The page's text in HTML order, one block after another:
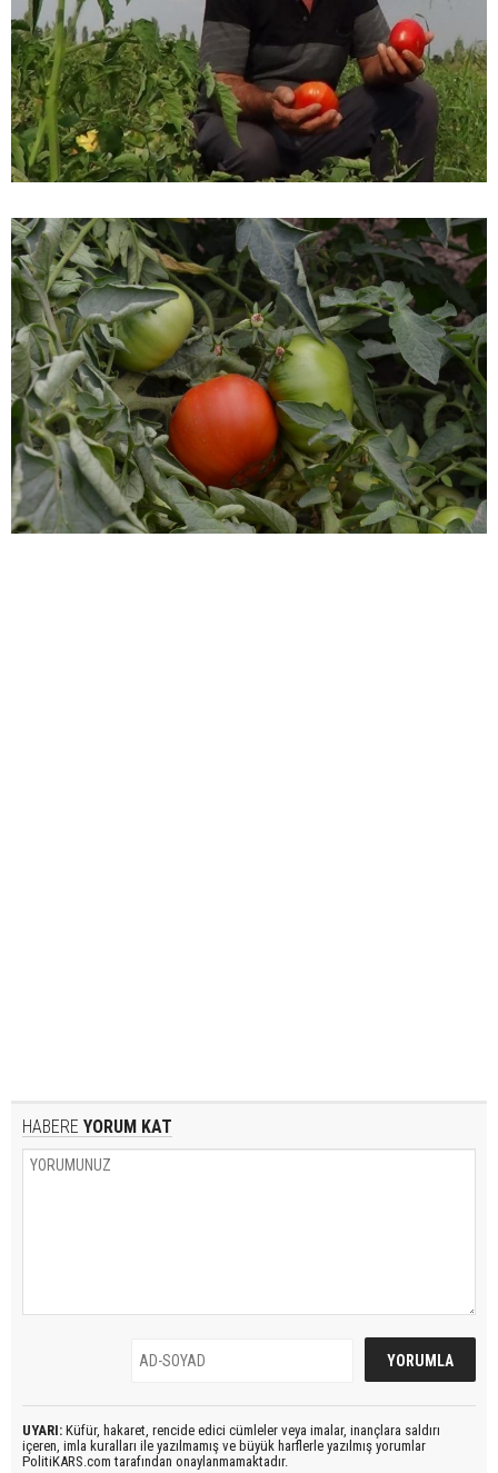
HABERE YORUM KAT
UYARI: Küfür, hakaret, rencide edici cümleler veya imalar, inançlara saldırı
içeren, imla kuralları ile yazılmamış ve büyük harflerle yazılmış yorumlar
PolitiKARS.com tarafından onaylanmamaktadır.